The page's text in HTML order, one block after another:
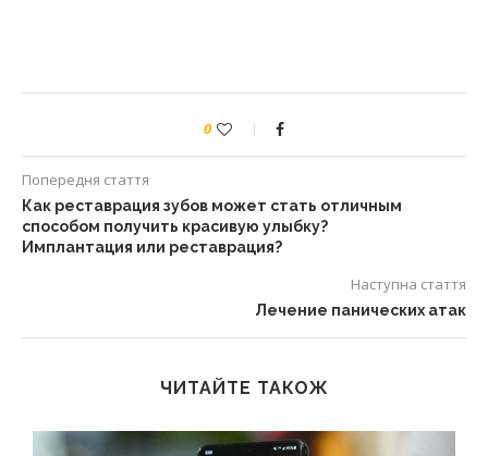
0
Попередня стаття
Как реставрация зубов может стать отличным
способом получить красивую улыбку?
Имплантация или реставрация?
Наступна стаття
Лечение панических атак
ЧИТАЙТЕ ТАКОЖ